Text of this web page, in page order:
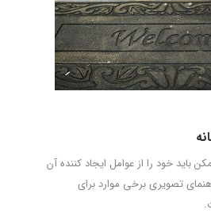
باید خود را از عوامل ایجاد کننده آن
تصویری برخی موارد برای